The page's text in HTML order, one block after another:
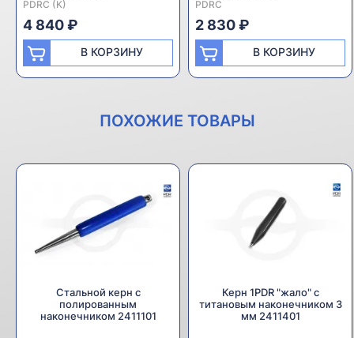
PDRC (K)
4 840 ₽
В КОРЗИНУ
PDRC
2 830 ₽
В КОРЗИНУ
ПОХОЖИЕ ТОВАРЫ
Стальной керн с
полированным
наконечником 2411101
Керн 1PDR "жало" с
титановым наконечником 3
мм 2411401